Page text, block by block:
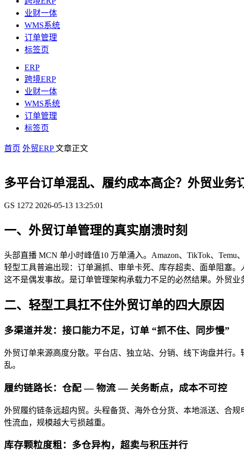
业财一体
WMS系统
订单管理
标签页
ERP
跨境ERP
业财一体
WMS系统
订单管理
标签页
首页 外贸ERP文章正文
多平台订单混乱、履约成本高企？外贸业务
GS 1272 2026-05-13 13:25:01
一、外贸订单管理的真实崩溃时刻
头部直播 MCN 单小时峰值10 万单涌入。Amazon、TikTok、
轻型工具普遍出现：订单漏抓、审单卡死、库存超卖、面单阻塞
这不是偶发事故。是订单管理架构承载力不足的必然结果。外贸
二、轻型工具扛不住外贸订单的四大原因
多渠道并发：接口能力不足，订单 “抓不住、同步慢”
外贸订单来源高度分散。平台店、独立站、分销、线下询盘并行
乱。
履约链路长：仓配 — 物流 — 关务断点，成本不可控
外贸履约链条远超内贸。头程备货、海外仓分货、本地派送、合
性流血，规模越大亏损越重。
库存颗粒度粗：多仓异构，超卖与积压并行